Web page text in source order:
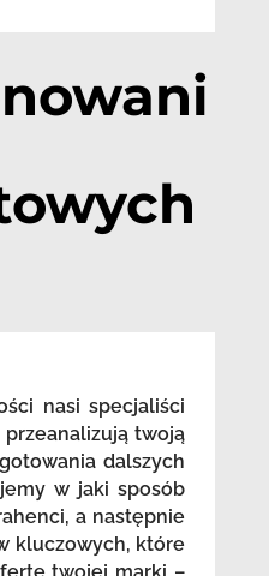
nasi specjaliści
twoją
dalszych
w jaki sposób
a następnie
kluczowych, które